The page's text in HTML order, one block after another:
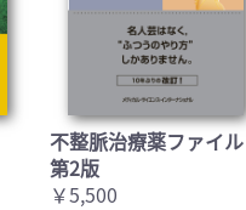
不整脈治療薬ファイル
第2版
￥5,500